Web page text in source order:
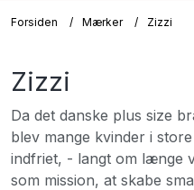
Forsiden / Mærker / Zizzi
Zizzi
Da det danske plus size
blev mange kvinder i
indfriet, - langt om længe
som mission, at skabe